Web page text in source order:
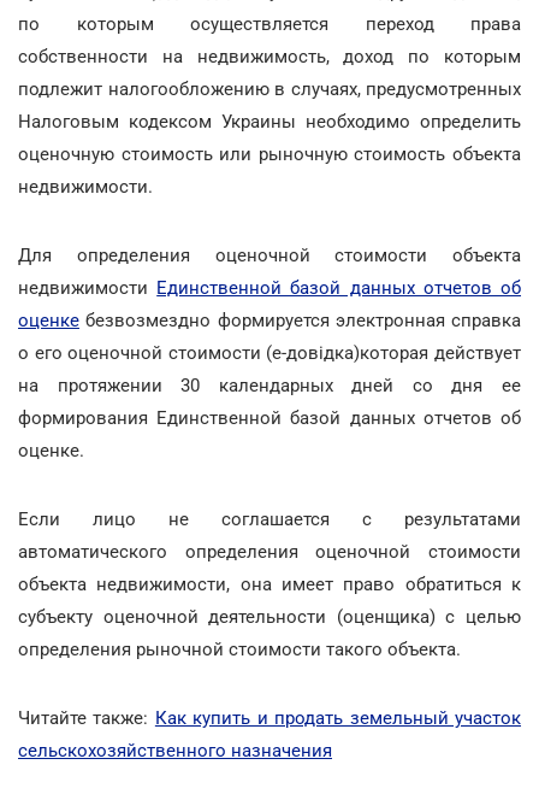
по которым осуществляется переход права
собственности на недвижимость, доход по которым
подлежит налогообложению в случаях, предусмотренных
Налоговым кодексом Украины необходимо определить
оценочную стоимость или рыночную стоимость объекта
недвижимости.
Для определения оценочной стоимости объекта
недвижимости Единственной базой данных отчетов об
оценке безвозмездно формируется электронная справка
о его оценочной стоимости (е-довідка)которая действует
на протяжении 30 календарных дней со дня ее
формирования Единственной базой данных отчетов об
оценке.
Если лицо не соглашается с результатами
автоматического определения оценочной стоимости
объекта недвижимости, она имеет право обратиться к
субъекту оценочной деятельности (оценщика) с целью
определения рыночной стоимости такого объекта.
Читайте также: Как купить и продать земельный участок
сельскохозяйственного назначения